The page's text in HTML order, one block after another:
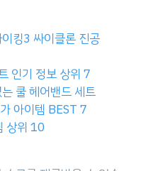
킹3 싸이클론 진공
인기 정보 상위 7
쿨 헤어밴드 세트
아이템 BEST 7
상위 10